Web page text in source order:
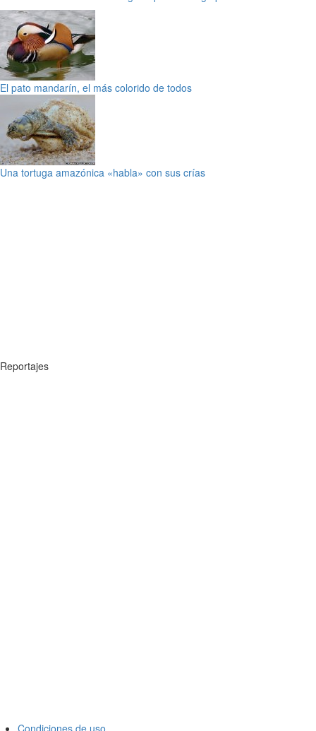
El pato mandarín, el más colorido de todos
Una tortuga amazónica «habla» con sus crías
Reportajes
Condiciones de uso